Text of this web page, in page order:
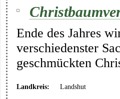
Ende des Jahres
verschiedenster
geschmückten
Landkreis: Landshut